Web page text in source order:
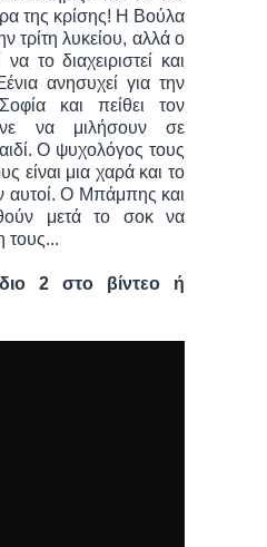
της κρίσης! Η Βούλα
τρίτη λυκείου, αλλά ο
το διαχειριστεί και
ανησυχεί για την
και πείθει τον
να μιλήσουν σε
Ο ψυχολόγος τους
είναι μια χαρά και το
αυτοί. Ο Μπάμπης και
μετά το σοκ να
τους...
2 στο βίντεο ή